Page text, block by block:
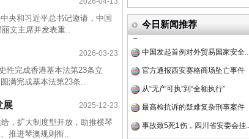
和习近平总书记邀请，中国
文主席并发表重..
2026-03-23
完成香港基本法第23条立
满完成基本法第23条..
2025-12-23
展
，扩大制度型开放，助推横琴
推进琴澳规则衔..
今日新闻推荐
中方对6家美国实体采取反制措..
中国发起首例对外贸易国家安全..
官方通报西安赛格商场坠亡事件
从“无产可执”到“全额执行”
最高检抗诉的疑难复杂刑事案件
事故致5死1伤，四川省安委会挂..
近期涉私家车群死群伤事故多发..